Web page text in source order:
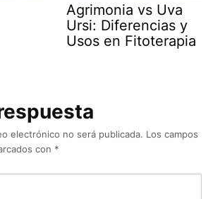
Agrimonia vs Uva
Ursi: Diferencias y
Usos en Fitoterapia
electrónico no será publicada. Los campos
con *